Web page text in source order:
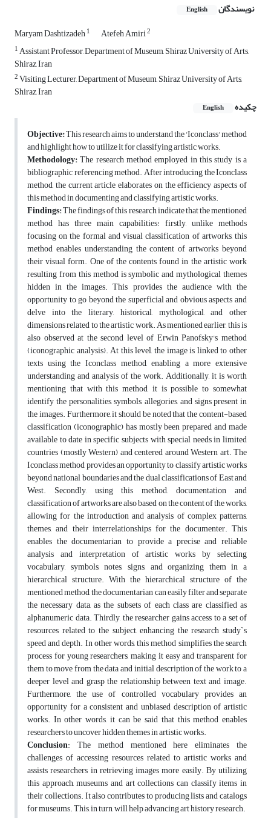
نویسندگان English
Maryam Dashtizadeh1 Atefeh Amiri2
1Assistant Professor, Department of Museum, Shiraz University of Arts,
Shiraz, Iran
2Visiting Lecturer, Department of Museum, Shiraz University of Arts,
Shiraz, Iran
چکیده
English
Objective:This research aims to understand the 'Iconclass' method
and highlight how to utilize it for classifying artistic works.
Methodology:The research method employed in this study is a
bibliographic referencing method. After introducing the Iconclass
method, the current article elaborates on the efficiency aspects of
this method in documenting and classifying artistic works.
Findings:The findings of this research indicate that the mentioned
method has three main capabilities: firstly, unlike methods
focusing on the formal and visual classification of artworks, this
method enables understanding the content of artworks beyond
their visual form. One of the contents found in the artistic work
resulting from this method is symbolic and mythological themes
hidden in the images. This provides the audience with the
opportunity to go beyond the superficial and obvious aspects and
delve into the literary, historical, mythological, and other
dimensions related to the artistic work. As mentioned earlier, this is
also observed at the second level of Erwin Panofsky's method
(iconographic analysis). At this level, the image is linked to other
texts using the Iconclass method, enabling a more extensive
understanding and analysis of the work. Additionally, it is worth
mentioning that with this method, it is possible to somewhat
identify the personalities, symbols, allegories, and signs present in
the images. Furthermore, it should be noted that the content-based
classification (iconographic) has mostly been prepared and made
available to date in specific subjects with special needs in limited
countries (mostly Western) and centered around Western art. The
Iconclass method provides an opportunity to classify artistic works
beyond national boundaries and the dual classifications of East and
West. Secondly, using this method, documentation and
classification of artworks are also based on the content of the works,
allowing for the introduction and analysis of complex patterns,
themes, and their interrelationships for the documenter. This
enables the documentarian to provide a precise and reliable
analysis and interpretation of artistic works by selecting
vocabulary, symbols, notes, signs, and organizing them in a
hierarchical structure. With the hierarchical structure of the
mentioned method, the documentarian can easily filter and separate
the necessary data, as the subsets of each class are classified as
alphanumeric data. Thirdly, the researcher gains access to a set of
resources related to the subject, enhancing the research study`s
speed and depth. In other words, this method simplifies the search
process for young researchers, making it easy and transparent for
them to move from the data and initial description of the work to a
deeper level and grasp the relationship between text and image.
Furthermore, the use of controlled vocabulary provides an
opportunity for a consistent and unbiased description of artistic
works. In other words, it can be said that this method enables
researchers to uncover hidden themes in artistic works.
Conclusion: The method mentioned here eliminates the
challenges of accessing resources related to artistic works and
assists researchers in retrieving images more easily. By utilizing
this approach, museums and art collections can classify items in
their collections. It also contributes to producing lists and catalogs
for museums. This, in turn, will help advancing art history research.